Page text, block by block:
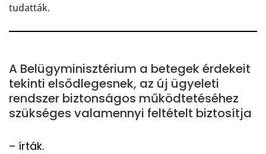
tudatták.
A Belügyminisztérium a betegek érdekeit
tekinti elsődlegesnek, az új ügyeleti
rendszer biztonságos működtetéséhez
szükséges valamennyi feltételt biztosítja
– írták.